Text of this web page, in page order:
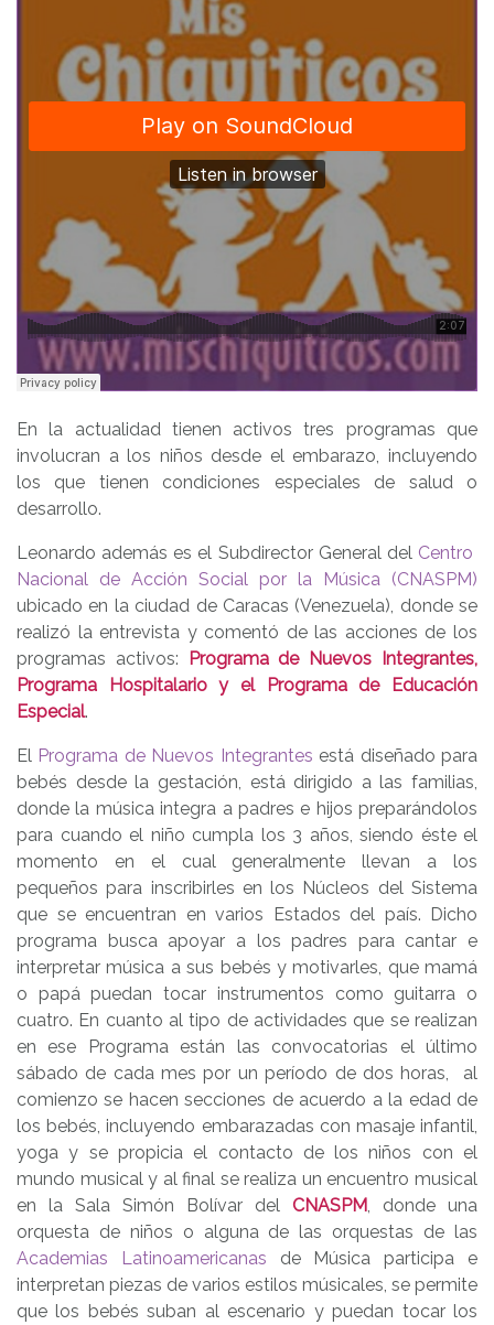
En la actualidad tienen activos tres programas que
involucran a los niños desde el embarazo, incluyendo
los que tienen condiciones especiales de salud o
desarrollo.
Leonardo además es el Subdirector General del Centro
Nacional de Acción Social por la Música (CNASPM)
ubicado en la ciudad de Caracas (Venezuela), donde se
realizó la entrevista y comentó de las acciones de los
programas activos:
Programa de Nuevos Integrantes,
Programa Hospitalario y el Programa de Educación
Especial.
El Programa de Nuevos Integrantes está diseñado para
bebés desde la gestación, está dirigido a las familias,
donde la música integra a padres e hijos preparándolos
para cuando el niño cumpla los 3 años, siendo éste el
momento en el cual generalmente llevan a los
pequeños para inscribirles en los Núcleos del Sistema
que se encuentran en varios Estados del país. Dicho
programa busca apoyar a los padres para cantar e
interpretar música a sus bebés y motivarles, que mamá
o papá puedan tocar instrumentos como guitarra o
cuatro. En cuanto al tipo de actividades que se realizan
en ese Programa están las convocatorias el último
sábado de cada mes por un período de dos horas, al
comienzo se hacen secciones de acuerdo a la edad de
los bebés, incluyendo embarazadas con masaje infantil,
yoga y se propicia el contacto de los niños con el
mundo musical y al final se realiza un encuentro musical
en la Sala Simón Bolívar del CNASPM, donde una
orquesta de niños o alguna de las orquestas de las
Academias Latinoamericanas de Música participa e
interpretan piezas de varios estilos músicales, se permite
que los bebés suban al escenario y puedan tocar los